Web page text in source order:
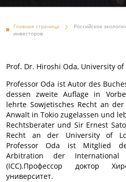
Главная страница
Российское
инвесторов
Prof. Dr. Hiroshi Oda, University of
Professor Oda ist Autor des
dessen zweite Auflage in
lehrte Sowjetisches Recht an
Anwalt in Tokio zugelassen und
Rechtsberater und Sir Ernest
Recht an der University of
Professor Oda ist Mitglied
Arbitration der International
(ICC).Профессор доктор
университет.